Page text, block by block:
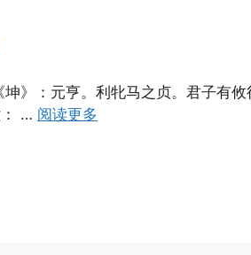
坤》：元亨。利牝马之贞。君子有
： … 阅读更多